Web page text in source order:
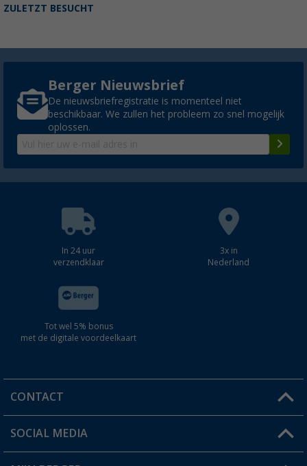
ZULETZT BESUCHT
Berger Nieuwsbrief
De nieuwsbriefregistratie is momenteel niet
beschikbaar. We zullen het probleem zo snel mogelijk
oplossen.
In 24 uur
verzendklaar
3x in
Nederland
Tot wel 5% bonus
met de digitale voordeelkaart
CONTACT
Een vraag?
SOCIAL MEDIA